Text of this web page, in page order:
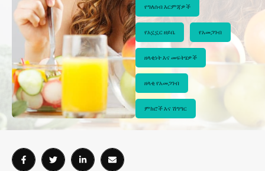
የግለሰብ እርምጃዎች
የአኗኗር ዘይቤ የአመጋገብ
ዘላቂነት እና መፍትሄዎች
ዘላቂ የአመጋገብ
ምክሮች እና ሽግግር